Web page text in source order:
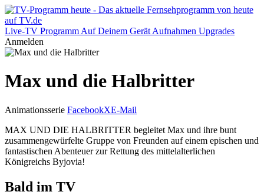
Live-TV Programm Auf Deinem Gerät Aufnahmen Upgrades
Anmelden
Max und die Halbritter
Animationsserie FacebookXE-Mail
MAX UND DIE HALBRITTER begleitet Max und ihre bunt
zusammengewürfelte Gruppe von Freunden auf einem epischen und
fantastischen Abenteuer zur Rettung des mittelalterlichen
Königreichs Byjovia!
Bald im TV